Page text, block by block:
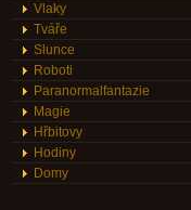
Vlaky
Tváře
Slunce
Roboti
Paranormalfantazie
Magie
Hřbitovy
Hodiny
Domy